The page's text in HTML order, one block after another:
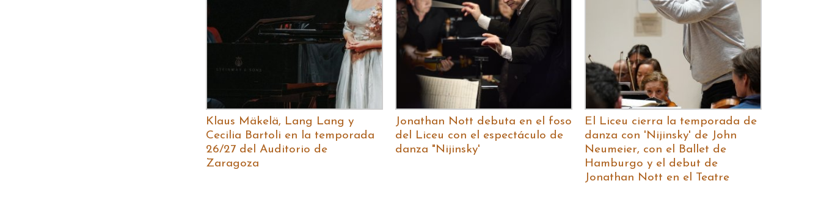
Klaus Mäkelä, Lang Lang y
Cecilia Bartoli en la temporada
26/27 del Auditorio de
Zaragoza
Jonathan Nott debuta en el foso
del Liceu con el espectáculo de
danza "Nijinsky'
El Liceu cierra la temporada de
danza con 'Nijinsky' de John
Neumeier, con el Ballet de
Hamburgo y el debut de
Jonathan Nott en el Teatre